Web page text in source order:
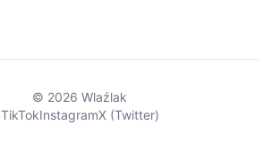
© 2026 Wlaźlak
TikTokInstagramX (Twitter)